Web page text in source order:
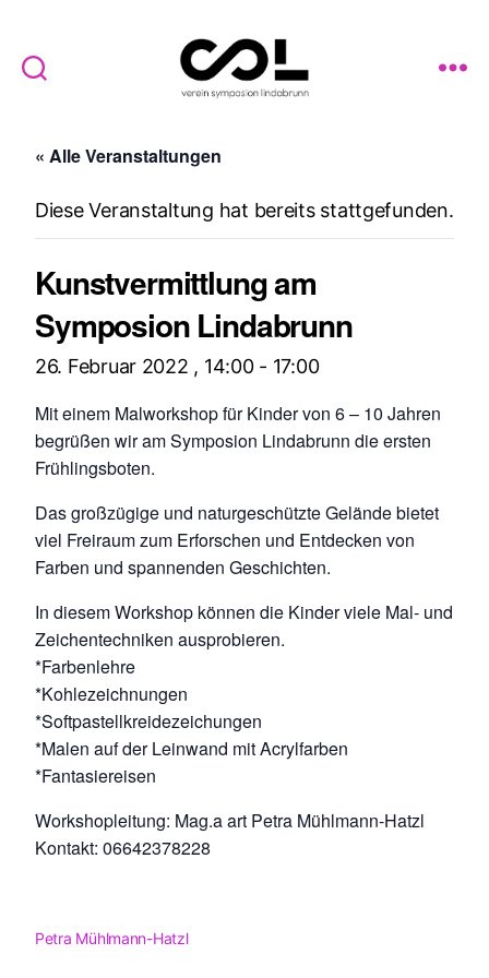
« Alle Veranstaltungen
Diese Veranstaltung hat bereits stattgefunden.
Kunstvermittlung am
Symposion Lindabrunn
26. Februar 2022 , 14:00- 17:00
Mit einem Malworkshop für Kinder von 6 – 10 Jahren
begrüßen wir am Symposion Lindabrunn die ersten
Frühlingsboten.
Das großzügige und naturgeschützte Gelände bietet
viel Freiraum zum Erforschen und Entdecken von
Farben und spannenden Geschichten.
In diesem Workshop können die Kinder viele Mal- und
Zeichentechniken ausprobieren.
*Farbenlehre
*Kohlezeichnungen
*Softpastellkreidezeichungen
*Malen auf der Leinwand mit Acrylfarben
*Fantasiereisen
Workshopleitung: Mag.a art Petra Mühlmann-Hatzl
Kontakt: 06642378228
Petra Mühlmann-Hatzl